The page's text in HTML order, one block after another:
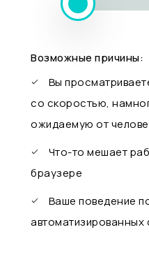
Возможные причины:
Вы
со скоростью,
ожидаемую от
Что-то мешает
браузере
Ваше поведение
автоматизированных